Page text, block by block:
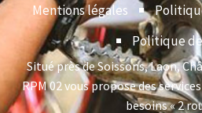
Mentions légales
Politique
Situé près de Soissons, Laon,
RPM 02 vous propose des
besoins « 2